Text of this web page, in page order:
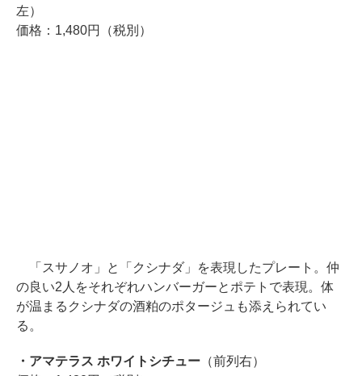
左）
価格：1,480円（税別）
「スサノオ」と「クシナダ」を表現したプレート。仲
の良い2人をそれぞれハンバーガーとポテトで表現。体
が温まるクシナダの酒粕のポタージュも添えられてい
る。
・アマテラス ホワイトシチュー（前列右）